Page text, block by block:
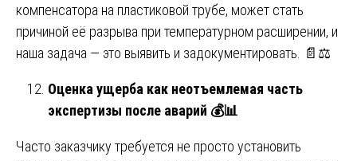
компенсатора на пластиковой трубе, может стать
причиной её разрыва при температурном расширении, и
наша задача — это выявить и задокументировать. 📄⚖️
Оценка ущерба как неотъемлемая часть
экспертизы после аварий 💰📊
Часто заказчику требуется не просто установить